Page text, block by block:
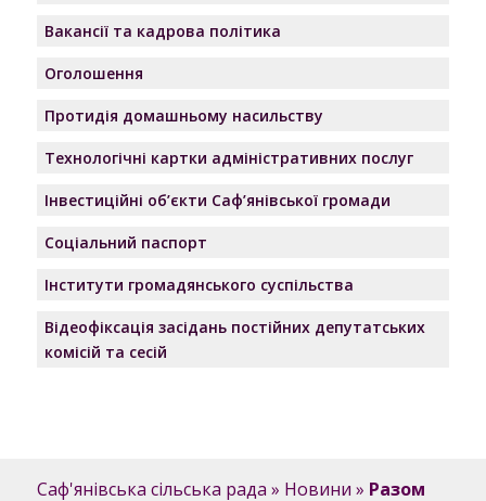
Вакансії та кадрова політика
Оголошення
Протидія домашньому насильству
Технологічні картки адміністративних послуг
Інвестиційні об’єкти Саф’янівської громади
Соціальний паспорт
Інститути громадянського суспільства
Відеофіксація засідань постійних депутатських
комісій та сесій
Саф'янівська сільська рада » Новини » Разом